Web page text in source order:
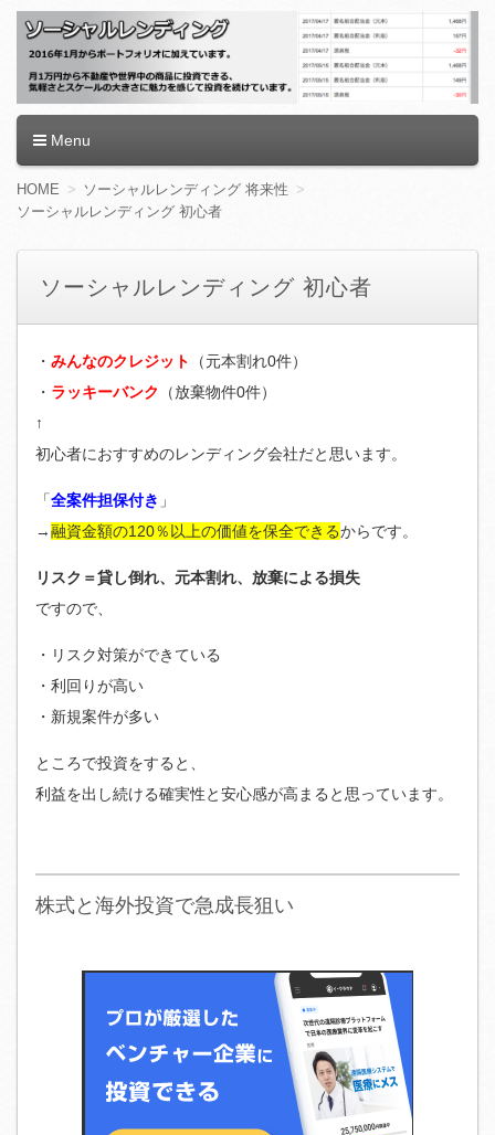
ソーシャルレンディング
Menu
コ
ン
へ
HOME
ソーシャルレンディング 将来性
ソーシャルレンディング 初心者
ソーシャルレンディング 初心者
・ みんなのクレジット
（元本割れ0件）
・ ラッキーバンク
（放棄物件0件）
↑
初心者におすすめのレンディング会社だと思います。
「全案件担保付き 」
→融資金額の120％以上の価値を保全できるからです。
リスク＝貸し倒れ、元本割れ、放棄による損失
ですので、
・リスク対策ができている
・利回りが高い
・新規案件が多い
ところで投資をすると、
利益を出し続ける確実性と安心感が高まると思っています。
株式と海外投資で急成長狙い